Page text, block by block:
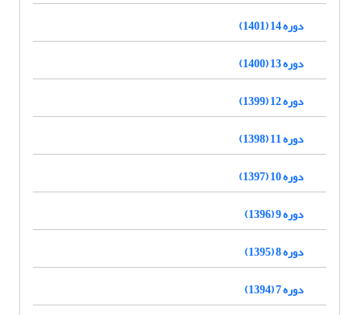
دوره 14 (1401)
دوره 13 (1400)
دوره 12 (1399)
دوره 11 (1398)
دوره 10 (1397)
دوره 9 (1396)
دوره 8 (1395)
دوره 7 (1394)